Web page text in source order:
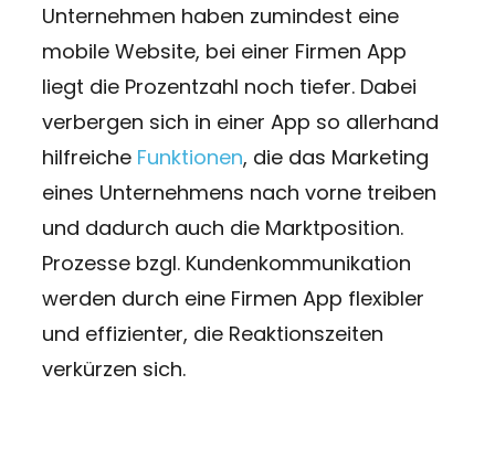
Unternehmen haben zumindest eine
mobile Website, bei einer Firmen App
liegt die Prozentzahl noch tiefer. Dabei
verbergen sich in einer App so allerhand
hilfreiche Funktionen, die das Marketing
eines Unternehmens nach vorne treiben
und dadurch auch die Marktposition.
Prozesse bzgl. Kundenkommunikation
werden durch eine Firmen App flexibler
und effizienter, die Reaktionszeiten
verkürzen sich.